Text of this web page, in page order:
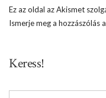
Ez az oldal az Akismet
Ismerje meg a hozzászólás
Keress!